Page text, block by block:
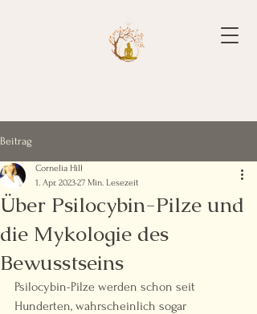
Beitrag
Über Psilocybin-Pilze und
die Mykologie des
Bewusstseins
Cornelia Hill
1. Apr. 202327 Min. Lesezeit
Psilocybin-Pilze werden schon seit
Hunderten, wahrscheinlich sogar